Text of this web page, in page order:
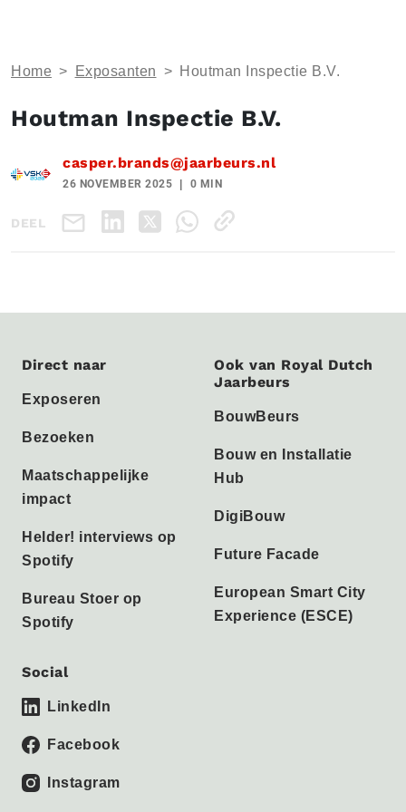
Home > Exposanten > Houtman Inspectie B.V.
Houtman Inspectie B.V.
casper.brands@jaarbeurs.nl
26 NOVEMBER 2025 0 MIN
DEEL
Direct naar
Exposeren
Bezoeken
Maatschappelijke
impact
Helder! interviews op
Spotify
Bureau Stoer op
Spotify
Ook van Royal Dutch
Jaarbeurs
BouwBeurs
Bouw en Installatie
Hub
DigiBouw
Future Facade
European Smart City
Experience (ESCE)
Social
LinkedIn
Facebook
Instagram